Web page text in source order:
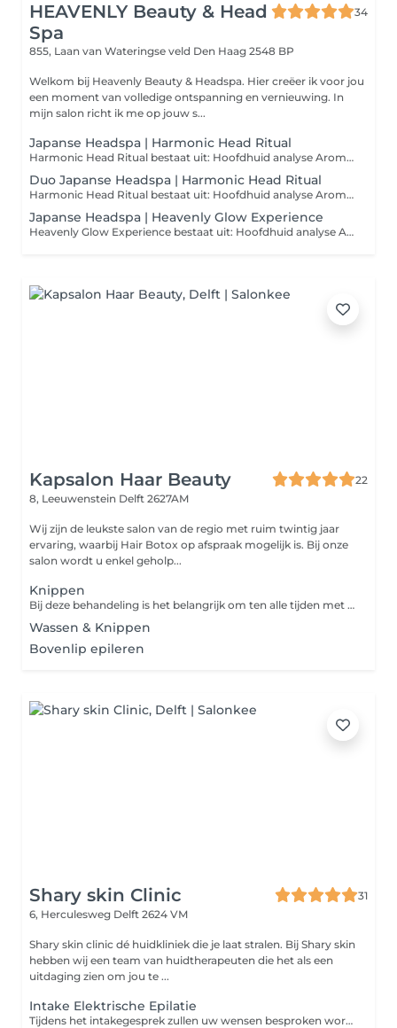
HEAVENLY Beauty & Head
Spa
34
855, Laan van Wateringse veld Den Haag 2548 BP
Welkom bij Heavenly Beauty & Headspa. Hier creëer ik voor jou
een moment van volledige ontspanning en vernieuwing. In
mijn salon richt ik me op jouw s...
Japanse Headspa | Harmonic Head Ritual
Harmonic Head Ritual bestaat uit: Hoofdhuid analyse Aroma ritueel Diepe reiniging van de hoofdhuid Hoofd, schouder en decolleté massage Aangepast voedend masker & serum Stoombehandeling Hand- en arm massage Inclusief verwarmend oogmasker LET OP: Verder wil ik u laten weten dat we na de behandeling uw haar niet föhnen. Mocht u echter willen dat uw haar toch geföhnd wordt, dan heb ik een föhn beschikbaar op locatie.
Duo Japanse Headspa | Harmonic Head Ritual
Harmonic Head Ritual bestaat uit: Hoofdhuid analyse Aroma ritueel Diepe reiniging van de hoofdhuid Hoofd, schouder en decolleté massage Aangepast voedend masker & serum Stoombehandeling Hand- en arm massage Inclusief verwarmend oogmasker LET OP: Verder wil ik u laten weten dat we na de behandeling uw haar niet föhnen. Mocht u echter willen dat uw haar toch geföhnd wordt, dan heb ik een föhn beschikbaar op locatie.
Japanse Headspa | Heavenly Glow Experience
Heavenly Glow Experience bestaat uit: Hoofdhuid analyse Aroma ritueel Diepe reiniging van de hoofdhuid Gezichtsbehandeling Hoofd, schouder, decolleté en gezicht massage Aangepast voedend masker en serum Stoombehandeling Hand- en arm massage Inclusief verwarmd oogmasker LET OP: Verder wil ik u laten weten dat we na de behandeling uw haar niet föhnen. Mocht u echter willen dat uw haar toch geföhnd wordt, dan heb ik een föhn beschikbaar op locatie.
Kapsalon Haar Beauty
22
8, Leeuwenstein Delft 2627AM
Wij zijn de leukste salon van de regio met ruim twintig jaar
ervaring, waarbij Hair Botox op afspraak mogelijk is. Bij onze
salon wordt u enkel geholp...
Knippen
Bij deze behandeling is het belangrijk om ten alle tijden met gewassen haar naar de salon toe te komen.
Wassen & Knippen
Bovenlip epileren
Shary skin Clinic
31
6, Herculesweg Delft 2624 VM
Shary skin clinic dé huidkliniek die je laat stralen. Bij Shary skin
hebben wij een team van huidtherapeuten die het als een
uitdaging zien om jou te ...
Intake Elektrische Epilatie
Tijdens het intakegesprek zullen uw wensen besproken worden en wordt er vervolgens een behandelplan opgesteld.